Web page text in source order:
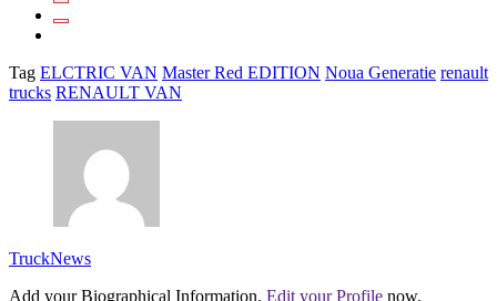
Tag ELCTRIC VAN Master Red EDITION Noua Generatie renault
trucks RENAULT VAN
TruckNews
Add your Biographical Information. Edit your Profile now.